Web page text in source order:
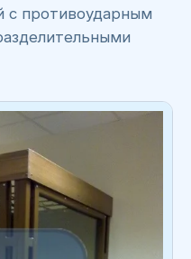
с противоударным